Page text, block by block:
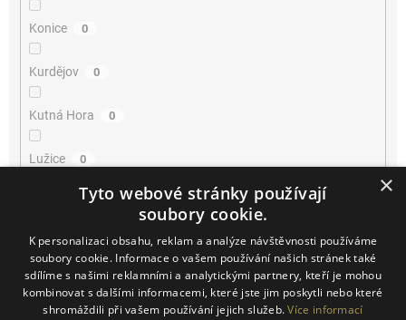
Konice 0
Kurdějov 0
Kutná Hora 0
Lužice 0
0
Mikulov 0
Miroslav 0
×
Tyto webové stránky používají
soubory cookie.
K personalizaci obsahu, reklam a analýze návštěvnosti používáme
soubory cookie. Informace o vašem používání našich stránek také
sdílíme s našimi reklamními a analytickými partnery, kteří je mohou
kombinovat s dalšími informacemi, které jste jim poskytli nebo které
shromáždili při vašem používání jejich služeb.Více informací